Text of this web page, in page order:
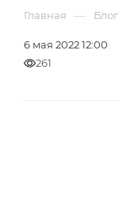
Главная — Блог
6 мая 2022 12:00
261